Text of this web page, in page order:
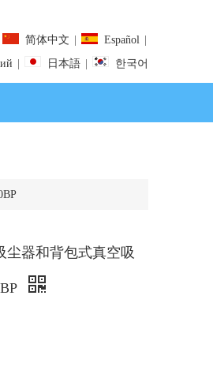
简体中文 Español
| 日本語 | 한국어
尘器和背包式真空吸